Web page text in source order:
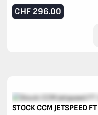
CHF 296.00
STOCK CCM JETSPEED